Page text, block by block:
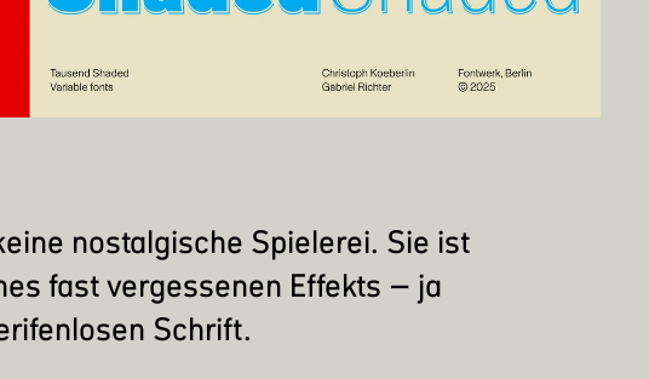
nostalgische Spielerei. Sie ist
fast vergessenen Effekts – ja
Schrift.